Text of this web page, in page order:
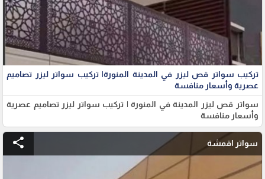
تركيب سواتر قص ليزر في المدينة المنورة| تركيب سواتر ليزر تصاميم
عصرية وأسعار منافسة
سواتر قص ليزر المدينة في المنورة | تركيب سواتر ليزر تصاميم عصرية
وأسعار منافسة
share سواتر اقمشة